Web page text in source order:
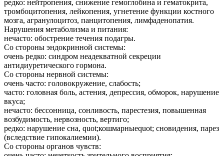
редко: нейтропения, снижение гемоглобина и гематокрита,
тромбоцитопения, лейкопения, угнетение функции костного
мозга, агранулоцитоз, панцитопения, лимфаденопатия.
Нарушения метаболизма и питания:
нечасто: обострение течения подагры.
Со стороны эндокринной системы:
очень редко: синдром неадекватной секреции
антидиуретического гормона.
Со стороны нервной системы:
очень часто: головокружение, слабость;
часто: головная боль, астения, депрессия, обморок, нарушение
вкуса;
нечасто: бессонница, сонливость, парестезия, повышенная
возбудимость, нервозность, вертиго;
редко: нарушение сна, quot;кошмарныеquot; сновидения, парез
(вследствие гипокалиемии).
Со стороны органов чувств: